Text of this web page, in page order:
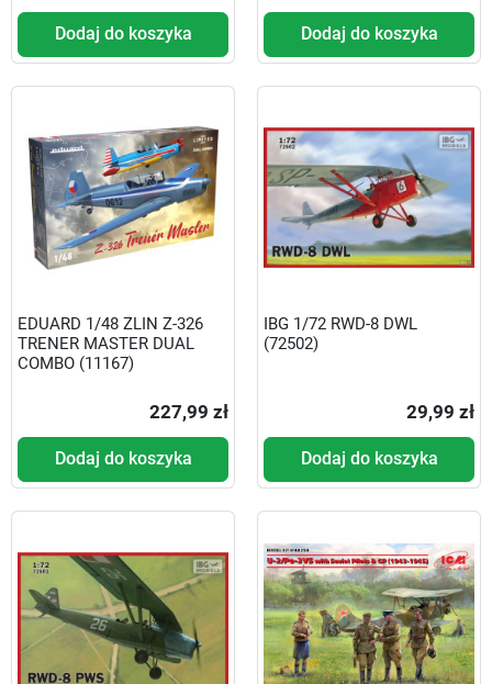
Dodaj do koszyka Dodaj do koszyka
EDUARD 1/48 ZLIN Z-326
TRENER MASTER DUAL
COMBO (11167)
227,99 zł
Dodaj do koszyka
IBG 1/72 RWD-8 DWL
(72502)
29,99 zł
Dodaj do koszyka